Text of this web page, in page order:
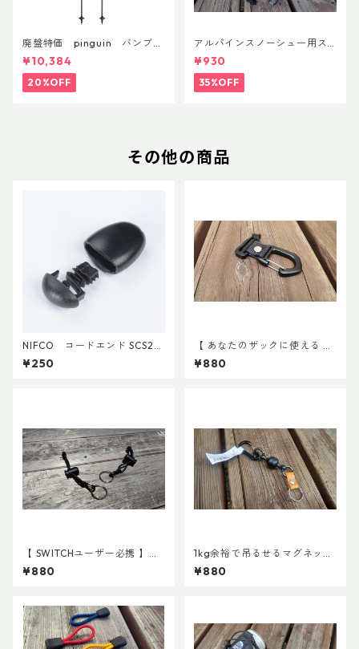
廃盤特価 pinguin バンブー
FLフォーム(ペア)
¥10,384
20%OFF
アルパインスノーシュー用ス
トラップキャッチ(ペア)
¥930
35%OFF
その他の商品
NIFCO コードエンド SCS2
(5個入り)
¥250
【 あなたのザックに使える 】
キャッチ7
¥880
【 SWITCHユーザー必携 】ス
イッチ用アタッチメント(ペア)
¥880
1kg余裕で吊るせるマグネット
キーホルダー
¥880